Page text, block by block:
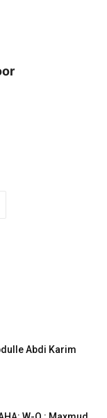
Abdi Karim